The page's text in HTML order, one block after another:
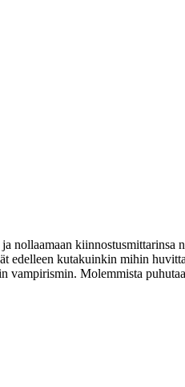
nollaamaan kiinnostusmittarinsa
edelleen kutakuinkin mihin
vampirismin. Molemmista